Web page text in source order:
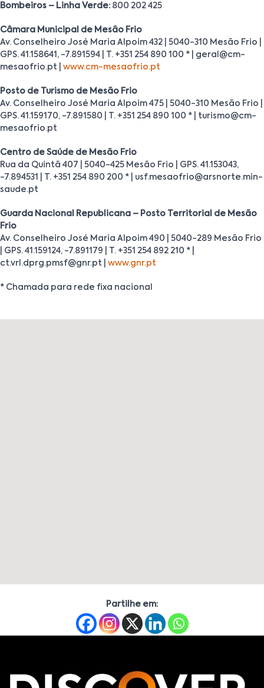
Bombeiros – Linha Verde: 800 202 425
Câmara Municipal de Mesão Frio
Av. Conselheiro José Maria Alpoim 432 | 5040-310 Mesão Frio |
GPS. 41.158641, -7.891594 | T. +351 254 890 100 * | geral@cm-
mesaofrio.pt | www.cm-mesaofrio.pt
Posto de Turismo de Mesão Frio
Av. Conselheiro José Maria Alpoim 475 | 5040-310 Mesão Frio |
GPS. 41.159170, -7.891580 | T. +351 254 890 100 * | turismo@cm-
mesaofrio.pt
Centro de Saúde de Mesão Frio
Rua da Quintã 407 | 5040-425 Mesão Frio | GPS. 41.153043,
-7.894531 | T. +351 254 890 200 * | usf.mesaofrio@arsnorte.min-
saude.pt
Guarda Nacional Republicana – Posto Territorial de Mesão
Frio
Av. Conselheiro José Maria Alpoim 490 | 5040-289 Mesão Frio
| GPS. 41.159124, -7.891179 | T. +351 254 892 210 * |
ct.vrl.dprg.pmsf@gnr.pt | www.gnr.pt
* Chamada para rede fixa nacional
Partilhe em: